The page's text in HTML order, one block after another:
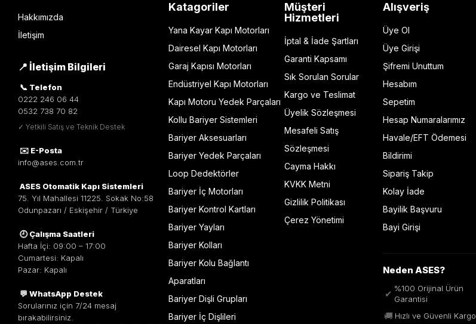
Hakkımızda
İletişim
📍 İletişim Bilgileri
📞 Telefon
0222 246 06 44
0532 738 70 82
✓ Yetkili Satış ve Teknik Destek
✉️ E-Posta
info@ases.com.tr
ASES Otomatik Kapı Sistemleri
75. Yıl Mahallesi 11225. Sokak No:58
Odunpazarı / Eskişehir / Türkiye
🕘 Çalışma Saatleri
Hafta İçi: 09:00 – 17:00
Cumartesi: Kapalı
Pazar: Kapalı
💬 WhatsApp Destek
Sorularınız için 7/24 mesaj
bırakabilirsiniz.
Katagoriler
Yana Kayar Kapı Motorları
Dairesel Kapı Motorları
Garaj Kapısı Motorları
Endüstriyel Kapı Motorları
Kapı Motoru Yedek Parçaları
Kollu Bariyer Sistemleri
Bariyer Aksesuarları
Bariyer Yedek Parçaları
Loop Dedektörler
Bariyer İç Motorları
Bariyer Kontrol Kartları
Bariyer Yayları
Bariyer Kolları
Bariyer Kolu Bağlantı
Aparatları
Bariyer Dişli Grupları
Bariyer İç Dişlileri
Müşteri
Hizmetleri
İptal & İade Şartları
Garanti Kapsamı
Sık Sorulan Sorular
Kargo ve Teslimat
Üyelik Sözleşmesi
Mesafeli Satış
Sözleşmesi
Cayma Hakkı
KVKK Metni
Gizlilik Politikası
Çerez Yönetimi
Alışveriş
Üye Ol
Üye Girişi
Şifremi Unuttum
Hesabım
Sepetim
Hesap Numaralarımız
Havale/EFT Ödemesi
Bildirimi
Sipariş Takip
Kolay İade
Bayilik Başvuru
Bayi Girişi
Neden ASES?
✔ %100 Orijinal Ürün
Garantisi
🚚 Hızlı ve Güvenli Kargo